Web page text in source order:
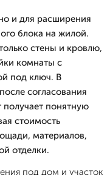
и для расширения
блока на жилой.
стены и кровлю,
комнаты с
под ключ. В
согласования
получает понятную
стоимость
материалов,
отделки.
под дом и участок